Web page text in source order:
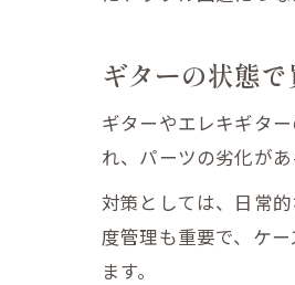
ギターの状態
ギターやエレキギタ
れ、パーツの劣化が
対策としては、日常
度管理も重要で、ケ
ます。